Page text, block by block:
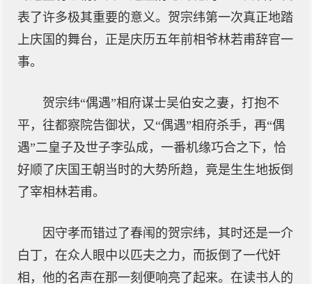
表了许多极其重要的意义。贺宗纬第一次真正地踏
上庆国的舞台，正是庆历五年前相爷林若甫辞官一
事。
贺宗纬“偶遇”相府谋士吴伯安之妻，打抱不
平，往都察院告御状，又“偶遇”相府杀手，再“偶
遇”二皇子及世子李弘成，一番机缘巧合之下，恰
好顺了庆国王朝当时的大势所趋，竟是生生地扳倒
了宰相林若甫。
因守孝而错过了春闱的贺宗纬，其时还是一介
白丁，在众人眼中以匹夫之力，而扳倒了一代奸
相，他的名声在那一刻便响亮了起来。在读书人的